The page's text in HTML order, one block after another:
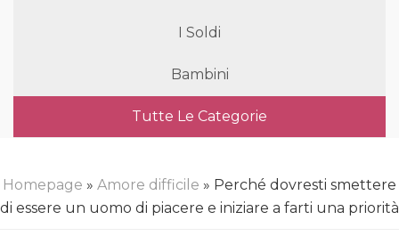
I Soldi
Bambini
Tutte Le Categorie
Homepage » Amore difficile » Perché dovresti smettere
di essere un uomo di piacere e iniziare a farti una priorità